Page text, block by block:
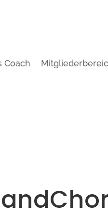
Coach